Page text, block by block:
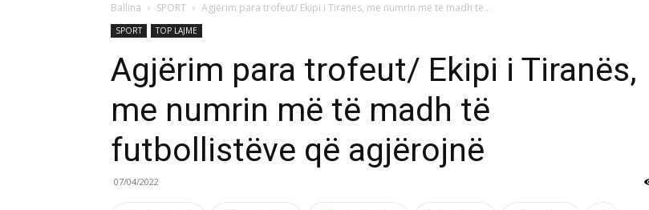
Ballina SPORT Agjërim para trofeut/ Ekipi i Tiranës, me numrin më të madh të...
SPORT TOP LAJME
Agjërim para trofeut/ Ekipi i Tiranës,
me numrin më të madh të
futbollistëve që agjërojnë
07/04/2022